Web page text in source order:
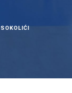
SOKOLIĆI